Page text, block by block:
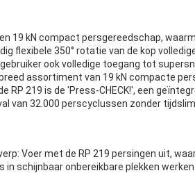
19 kN compact persgereedschap,
flexibele 350° rotatie van de kop
gebruiker ook volledige toegang tot
assortiment van 19 kN compacte
RP 219 is de 'Press-CHECK!', een
van 32.000 perscyclussen zonder
Voer met de RP 219 persingen uit,
in schijnbaar onbereikbare plekken